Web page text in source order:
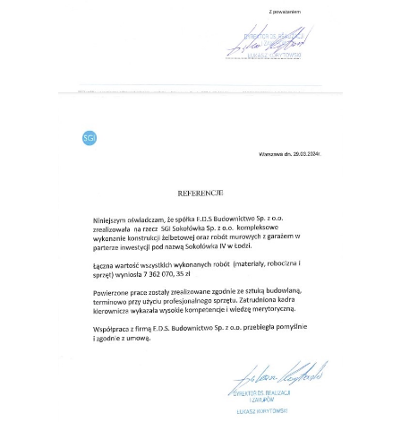
SGI Sp. z o.o. (2023)